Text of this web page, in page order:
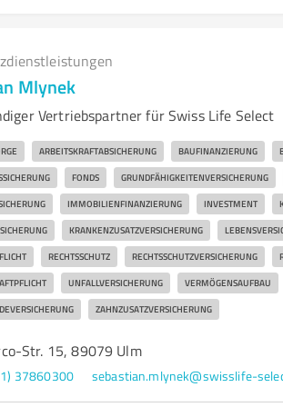
Mlynek
Vertriebspartner für Swiss Life Select
ARBEITSKRAFTABSICHERUNG BAUFINANZIERUNG
FONDS GRUNDFÄHIGKEITENVERSICHERUNG
IMMOBILIENFINANZIERUNG INVESTMENT
KRANKENZUSATZVERSICHERUNG
RECHTSSCHUTZ RECHTSSCHUTZVERSICHERUNG
UNFALLVERSICHERUNG VERMÖGENSAUFBAU
ZAHNZUSATZVERSICHERUNG
Str. 15, 89079 Ulm
37860300 sebastian.mlynek@swisslife-